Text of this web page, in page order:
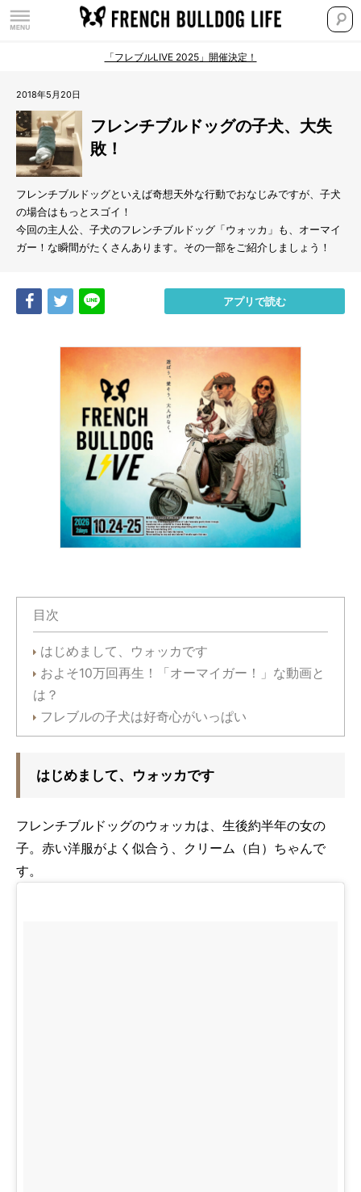
「フレブルLIVE 2025」開催決定！
2018年5月20日
フレンチブルドッグの子犬、大失
敗！
フレンチブルドッグといえば奇想天外な行動でおなじみですが、子犬
の場合はもっとスゴイ！
今回の主人公、子犬のフレンチブルドッグ「ウォッカ」も、オーマイ
ガー！な瞬間がたくさんあります。その一部をご紹介しましょう！
Share Tweet アプリで読む
目次
はじめまして、ウォッカです
およそ10万回再生！「オーマイガー！」な動画と
は？
フレブルの子犬は好奇心がいっぱい
はじめまして、ウォッカです
フレンチブルドッグのウォッカは、生後約半年の女の
子。赤い洋服がよく似合う、クリーム（白）ちゃんで
す。